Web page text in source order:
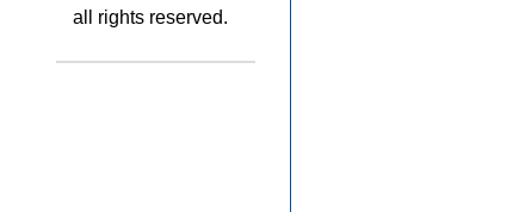
all rights reserved.